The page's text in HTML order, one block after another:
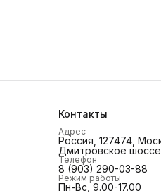
Контакты
Адрес
Россия, 127474,
Дмитровское
Телефон
8 (903) 290-03-88
Режим работы
Пн-Вс, 9.00-17.00